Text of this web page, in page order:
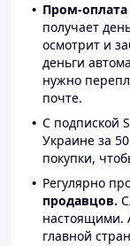
Пром-оплата
получает
осмотрит и
деньги
нужно
почте.
С подпиской
Украине за
покупки,
Регулярно
продавцов.
настоящими.
главной